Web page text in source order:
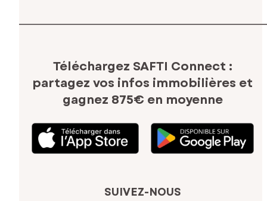
Téléchargez SAFTI Connect :
partagez vos infos immobilières et
gagnez 875€ en moyenne
SUIVEZ-NOUS